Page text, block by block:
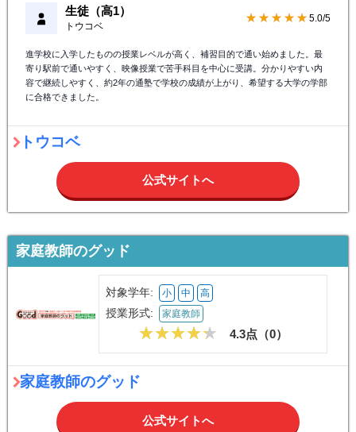
生徒（高1）
トウコベ
★★★★★ 5.0/5
進学校に入学したものの授業レベルが高く、補習目的で通い始めました。最
寄り駅前で通いやすく、映像授業で苦手科目を中心に受講。分かりやすい内
容で継続しやすく、約2年の通塾で学校の成績が上がり、希望する大学の学部
に合格できました。
トウコベ
公式サイトへ
家庭教師のグッド
対象学年: 小 中 高
授業形式: 家庭教師
4.3点（0）
家庭教師のグッド
公式サイトへ